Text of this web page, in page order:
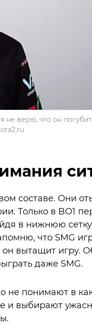
не верю, что он
составе. Они
Только в BO1
в нижнюю
что SMG
он вытащит игру.
даже SMG.
не понимают в
и выбирают